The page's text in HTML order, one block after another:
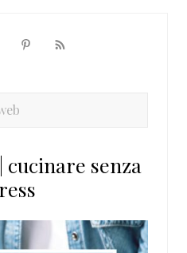
cucinare senza